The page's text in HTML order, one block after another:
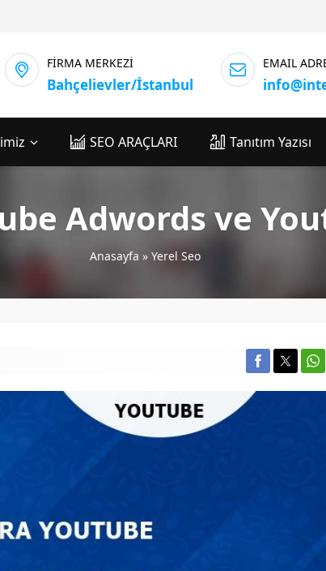
FİRMA MERKEZİ
Bahçelievler/İstanbul
EMAIL
SEO ARAÇLARI Tanıtım Yazısı
Adwords ve
Anasayfa » Yerel Seo